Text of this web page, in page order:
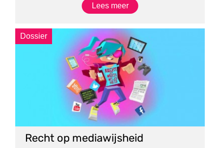
Lees meer
Dossier
Recht op mediawijsheid